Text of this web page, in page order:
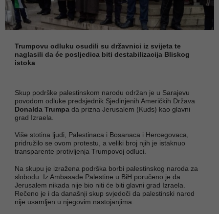
Trumpovu odluku osudili su državnici iz svijeta te
naglasili da će posljedica biti destabilizacija Bliskog
istoka
Skup podrške palestinskom narodu održan je u Sarajevu
povodom odluke predsjednik Sjedinjenih Američkih Država
Donalda Trumpa da prizna Jerusalem (Kuds) kao glavni
grad Izraela.
Više stotina ljudi, Palestinaca i Bosanaca i Hercegovaca,
pridružilo se ovom protestu, a veliki broj njih je istaknuo
transparente protivljenja Trumpovoj odluci.
Na skupu je izražena podrška borbi palestinskog naroda za
slobodu. Iz Ambasade Palestine u BiH poručeno je da
Jerusalem nikada nije bio niti će biti glavni grad Izraela.
Rečeno je i da današnji skup svjedoči da palestinski narod
nije usamljen u njegovim nastojanjima.